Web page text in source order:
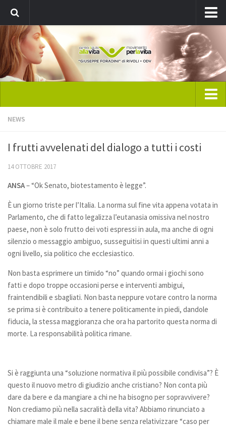
Registrati
Home
Chi siamo
Direttivo
Statuto
Pubblicazione: ViVo
News
Eventi
Angolo del Presidente
Galleria
Fotografie
Video
Cosa puoi fare tu
5xmille
Bomboniere
Contatta l’associazione
NEWS
I frutti avvelenati del dialogo a tutti i costi
14 OTTOBRE 2017
ANSA–“Ok Senato, biotestamento è legge”.
È un giorno triste per l’Italia. La norma sul fine vita appena votata in
Parlamento, che di fatto legalizza l’eutanasia omissiva nel nostro
paese, non è solo frutto dei voti espressi in aula, ma anche di ogni
silenzio o messaggio ambiguo, susseguitisi in questi ultimi anni a
ogni livello, sia politico che ecclesiastico.
Non basta esprimere un timido “no” quando ormai i giochi sono
fatti e dopo troppe occasioni perse e interventi ambigui,
fraintendibili e sbagliati. Non basta neppure votare contro la norma
se prima si è contribuito a tenere politicamente in piedi, dandole
fiducia, la stessa maggioranza che ora ha partorito questa norma di
morte. La responsabilità politica rimane.
Si è raggiunta una “soluzione normativa il più possibile condivisa”? È
questo il nuovo metro di giudizio anche cristiano? Non conta più
dare da bere e da mangiare a chi ne ha bisogno per sopravvivere?
Non crediamo più nella sacralità della vita? Abbiamo rinunciato a
chiamare male il male e bene il bene senza relativizzare “caso per